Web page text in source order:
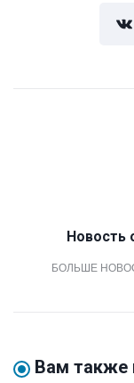
Новость
БОЛЬШЕ
Вам также